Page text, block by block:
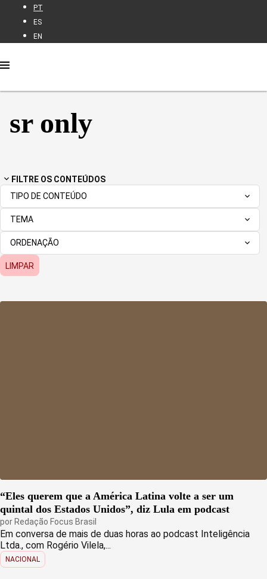
PT
ES
EN
sr only
FILTRE OS CONTEÚDOS
TIPO DE CONTEÚDO
TEMA
ORDENAÇÃO
LIMPAR
“Eles querem que a América Latina volte a ser um
quintal dos Estados Unidos”, diz Lula em podcast
por Redação Focus Brasil
Em conversa de mais de duas horas ao podcast Inteligência
Ltda., com Rogério Vilela,...
NACIONAL